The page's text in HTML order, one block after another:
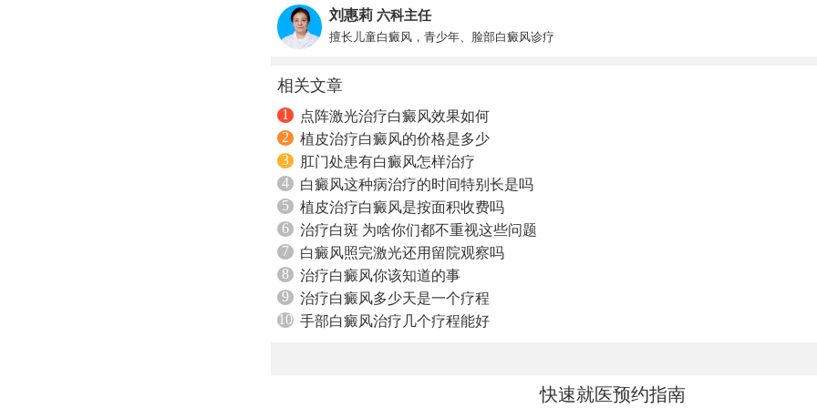
刘惠莉 六科主任
擅长儿童白癜风，青少年、脸部白癜风诊疗
相关文章
1
点阵激光治疗白癜风效果如何
2
植皮治疗白癜风的价格是多少
3
肛门处患有白癜风怎样治疗
4
白癜风这种病治疗的时间特别长是吗
5
植皮治疗白癜风是按面积收费吗
6
治疗白斑 为啥你们都不重视这些问题
7
白癜风照完激光还用留院观察吗
8
治疗白癜风你该知道的事
9
治疗白癜风多少天是一个疗程
10 手部白癜风治疗几个疗程能好
快速就医预约指南